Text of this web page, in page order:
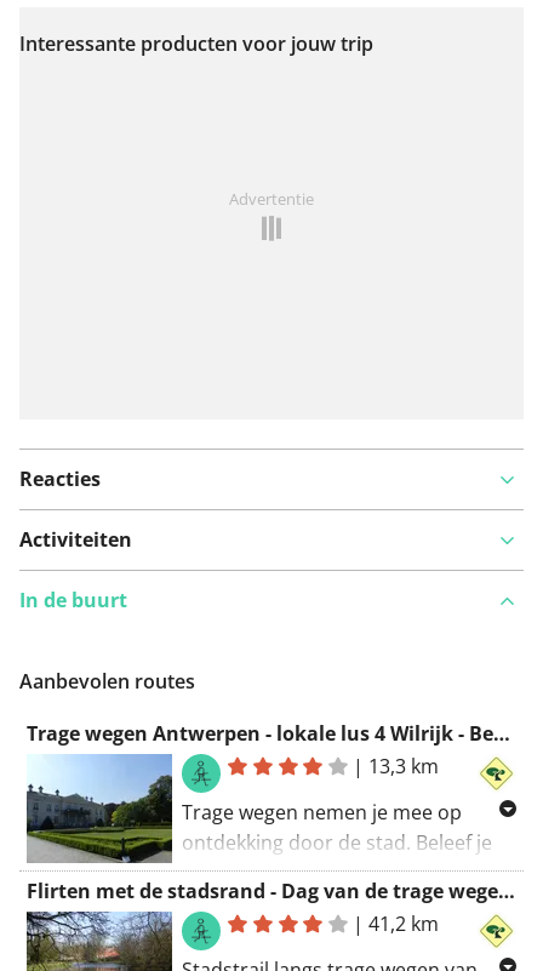
Bekijk op kaart
Interessante producten voor jouw trip
Advertentie
Reacties
Activiteiten
In de buurt
Aanbevolen routes
Trage wegen Antwerpen - lokale lus 4 Wilrijk - Berchem - Antwerpen
| 13,3 km
Trage wegen nemen je mee op
ontdekking door de stad. Beleef je
eigen leefomgeving van een andere
kant.
Kies je eigen start- en eindpunt en
Flirten met de stadsrand - Dag van de trage wegen 2019
|41,2 km